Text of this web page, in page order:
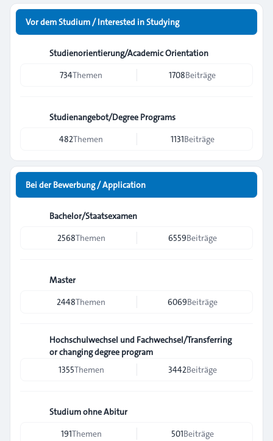
Vor dem Studium / Interested in Studying
Studienorientierung/Academic Orientation
734Themen 1708Beiträge
Studienangebot/Degree Programs
482Themen 1131Beiträge
Bei der Bewerbung / Application
Bachelor/Staatsexamen
2568Themen 6559Beiträge
Master
2448Themen 6069Beiträge
Hochschulwechsel und Fachwechsel/Transferring
or changing degree program
1355Themen 3442Beiträge
Studium ohne Abitur
191Themen 501Beiträge